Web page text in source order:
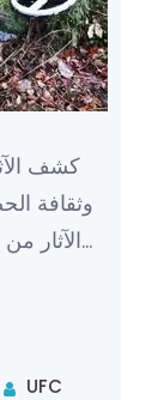
كشف
وثقافة
الآثار
UFC